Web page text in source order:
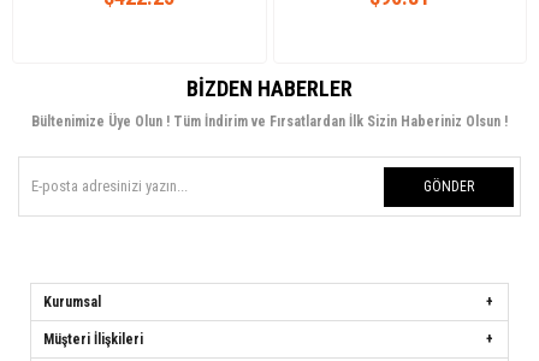
BIZDEN HABERLER
Bültenimize Üye Olun ! Tüm İndirim ve Fırsatlardan İlk Sizin Haberiniz Olsun !
GÖNDER
Kurumsal
Müşteri İlişkileri